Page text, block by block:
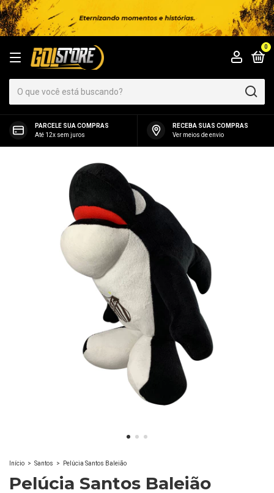
0
PARCELE SUA COMPRAS
Até 12x sem juros
RECEBA SUAS COMPRAS
Ver meios de envio
Início > Santos > Pelúcia Santos Baleião
Pelúcia Santos Baleião